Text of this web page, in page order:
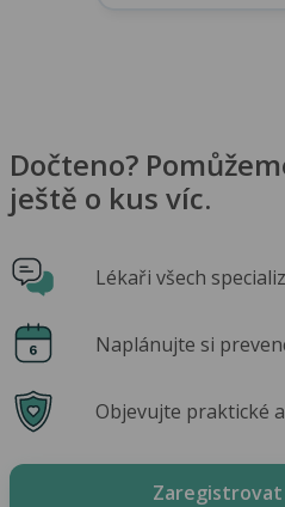
Dočteno?
ještě o kus víc.
Lékaři všech
Naplánujte si
Objevujte praktické
Zaregistrovat